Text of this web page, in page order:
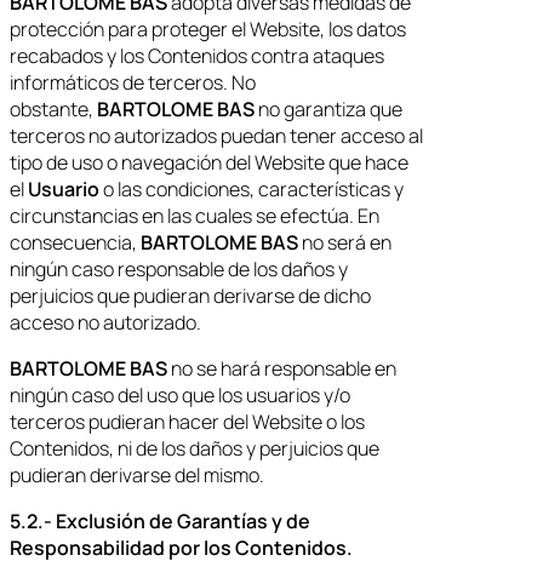
protección para proteger el Website, los datos
recabados y los Contenidos contra ataques
informáticos de terceros. No
obstante, BARTOLOME BASno garantiza que
terceros no autorizados puedan tener acceso al
tipo de uso o navegación del Website que hace
elUsuarioo las condiciones, características y
circunstancias en las cuales se efectúa. En
consecuencia, BARTOLOME BASno será en
ningún caso responsable de los daños y
perjuicios que pudieran derivarse de dicho
acceso no autorizado.
BARTOLOME BASno se hará responsable en
ningún caso del uso que los usuarios y/o
terceros pudieran hacer del Website o los
Contenidos, ni de los daños y perjuicios que
pudieran derivarse del mismo.
5.2.- Exclusión de Garantías y de
Responsabilidad por los Contenidos.